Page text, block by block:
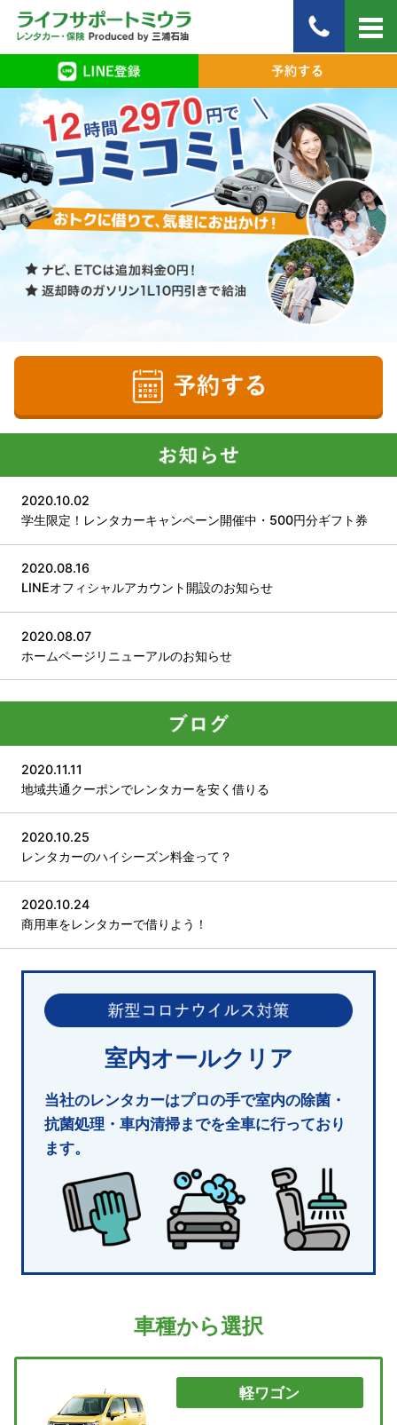
2020.10.02
学生限定！レンタカーキャンペーン開催中・500円分ギフト券
2020.08.16
LINEオフィシャルアカウント開設のお知らせ
2020.08.07
ホームページリニューアルのお知らせ
2020.11.11
地域共通クーポンでレンタカーを安く借りる
2020.10.25
レンタカーのハイシーズン料金って？
2020.10.24
商用車をレンタカーで借りよう！
室内オールクリア
当社のレンタカーはプロの手で室内の除菌・
抗菌処理・車内清掃までを全車に行っており
ます。
車種から選択
軽ワゴン